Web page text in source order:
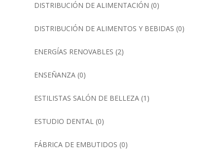
DISTRIBUCIÓN DE ALIMENTACIÓN (0)
DISTRIBUCIÓN DE ALIMENTOS Y BEBIDAS (0)
ENERGÍAS RENOVABLES (2)
ENSEÑANZA(0)
ESTILISTAS SALÓN DE BELLEZA(1)
ESTUDIO DENTAL(0)
FÁBRICA DE EMBUTIDOS (0)